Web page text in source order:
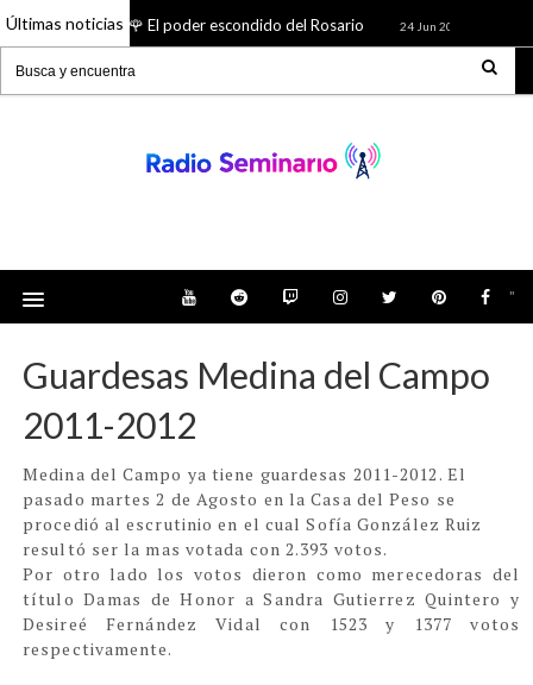
Últimas noticias
26 Jun 2026 🌹 El poder escondido del Rosario 24 Jun 2026
"
Guardesas Medina del Campo
2011-2012
Medina del Campo ya tiene guardesas 2011-2012. El
pasado martes 2 de Agosto en la Casa del Peso se
procedió al escrutinio en el cual Sofía González Ruiz
resultó ser la mas votada con 2.393 votos.
Por otro lado los votos dieron como merecedoras del
título Damas de Honor a Sandra Gutierrez Quintero y
Desireé Fernández Vidal con 1523 y 1377 votos
respectivamente.